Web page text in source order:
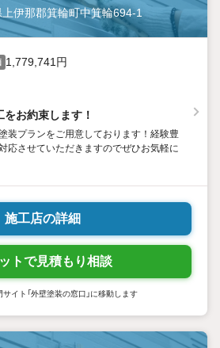
伊那郡箕輪町中箕輪694-1
1,779,741円
お約束します！
装プランをご用意しております！経験豊
応させていただきますのでぜひお気軽に
施工店の詳細
トで見積もり相談
イト「外壁塗装の窓口」に移動します